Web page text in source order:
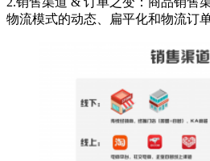
物流模式的动态、扁平化和物流订